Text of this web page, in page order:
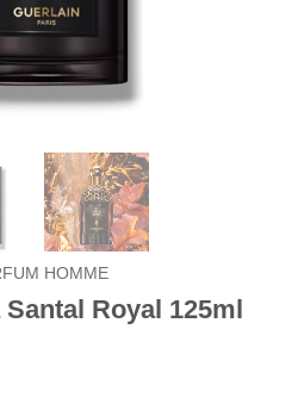
HOMME
Royal 125ml